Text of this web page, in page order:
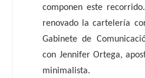
componen este recorrido.
renovado la cartelería
Gabinete de
con Jennifer Ortega,
minimalista.